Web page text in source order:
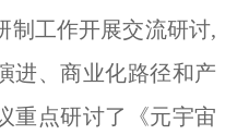
制工作开展交流研讨,
进、商业化路径和产
重点研讨了《元宇宙